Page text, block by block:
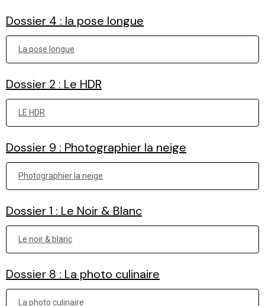
Dossier 4 : la pose longue
La pose longue
Dossier 2 : Le HDR
LE HDR
Dossier 9 : Photographier la neige
Photographier la neige
Dossier 1 : Le Noir & Blanc
Le noir & blanc
Dossier 8 : La photo culinaire
La photo culinaire